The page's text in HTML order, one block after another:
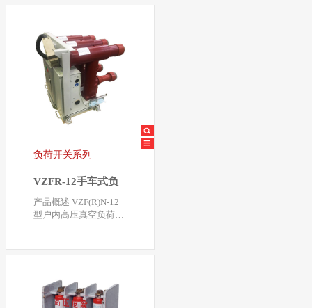
负荷开关系列
VZFR-12手车式负
荷开关-熔断器组合
电器
产品概述 VZF(R)N-12
型户内高压真空负荷开